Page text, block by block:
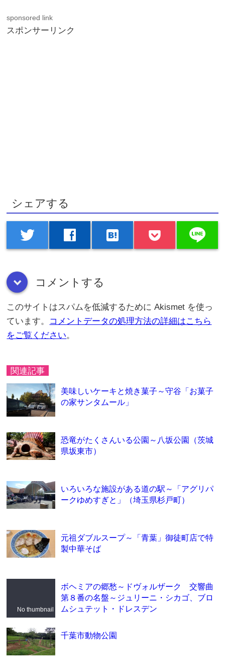
sponsored link
スポンサーリンク
シェアする
twitter facebook hatenabookmark line
down コメントする
このサイトはスパムを低減するために Akismet を使っ
ています。 コメントデータの処理方法の詳細はこちら
をご覧ください。
関連記事
美味しいケーキと焼き菓子～守谷「お菓子
の家サンタムール」
恐竜がたくさんいる公園～八坂公園（茨城
県坂東市）
いろいろな施設がある道の駅～「アグリパ
ークゆめすぎと」（埼玉県杉戸町）
元祖ダブルスープ～「青葉」御徒町店で特
製中華そば
No thumbnail
ボヘミアの郷愁～ドヴォルザーク 交響曲
第８番の名盤～ジュリーニ・シカゴ、ブロ
ムシュテット・ドレスデン
千葉市動物公園